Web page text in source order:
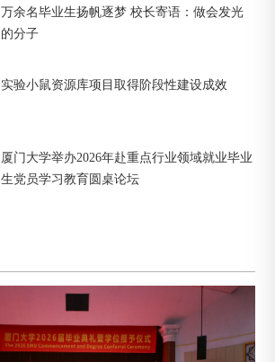
万余名毕业生扬帆逐梦 校长寄语：做会发光
的分子
实验小鼠资源库项目取得阶段性建设成效
厦门大学举办2026年赴重点行业领域就业毕业
生党员学习教育圆桌论坛